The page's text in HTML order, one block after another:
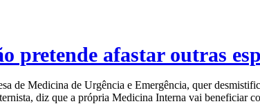
pretende afastar outras
de Medicina de Urgência e Emergência, quer
diz que a própria Medicina Interna vai beneficiar